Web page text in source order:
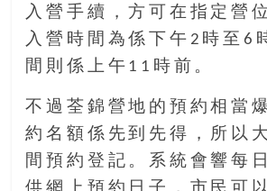
態
度，
迎
豐
盛
的
第
入營手續，方可在指定營
入營時間為係下午2時至6
間則係上午11時前。
不過荃錦營地的預約相當
約名額係先到先得，所以
間預約登記。系統會響每